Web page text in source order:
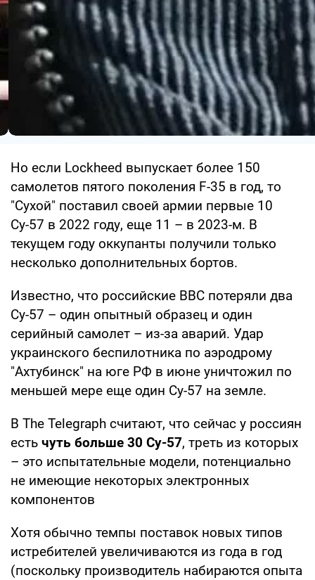
Но если Lockheed выпускает более 150
самолетов пятого поколения F-35 в год, то
"Сухой" поставил своей армии первые 10
Су-57 в 2022 году, еще 11 – в 2023-м. В
текущем году оккупанты получили только
несколько дополнительных бортов.
Известно, что российские ВВС потеряли два
Су-57 – один опытный образец и один
серийный самолет – из-за аварий. Удар
украинского беспилотника по аэродрому
"Ахтубинск" на юге РФ в июне уничтожил по
меньшей мере еще один Су-57 на земле.
В The Telegraph считают, что сейчас у россиян
есть чуть больше 30 Су-57, треть из которых
– это испытательные модели, потенциально
не имеющие некоторых электронных
компонентов
Хотя обычно темпы поставок новых типов
истребителей увеличиваются из года в год
(поскольку производитель набираются опыта